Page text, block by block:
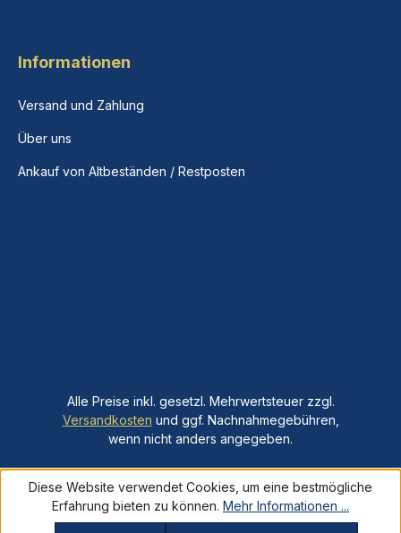
Informationen
Versand und Zahlung
Über uns
Ankauf von Altbeständen / Restposten
Alle Preise inkl. gesetzl. Mehrwertsteuer zzgl.
Versandkosten und ggf. Nachnahmegebühren,
wenn nicht anders angegeben.
Diese Website verwendet Cookies, um eine bestmögliche
Erfahrung bieten zu können. Mehr Informationen ...